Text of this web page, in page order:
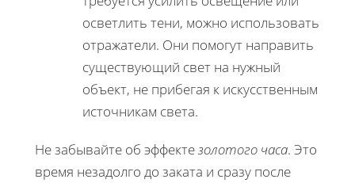
осветлить тени, можно использовать
отражатели. Они помогут направить
существующий свет на нужный
объект, не прибегая к искусственным
источникам света.
Не забывайте об эффектезолотого часа. Это
время незадолго до заката и сразу после